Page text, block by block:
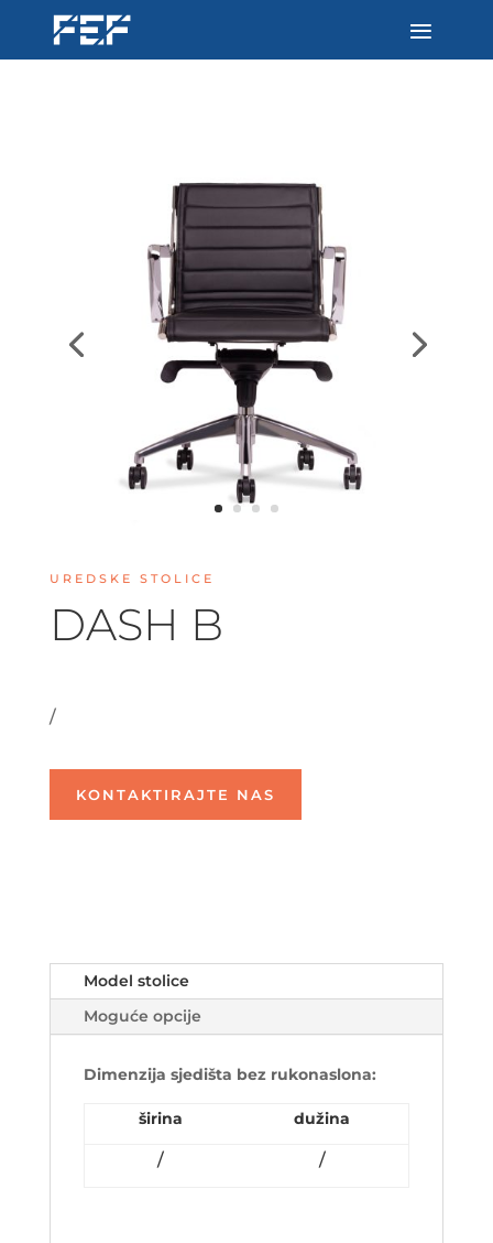
UREDSKE STOLICE
DASH B
/
KONTAKTIRAJTE NAS
Model stolice
Moguće opcije
Dimenzija sjedišta bez rukonaslona:
širina dužina
/ /